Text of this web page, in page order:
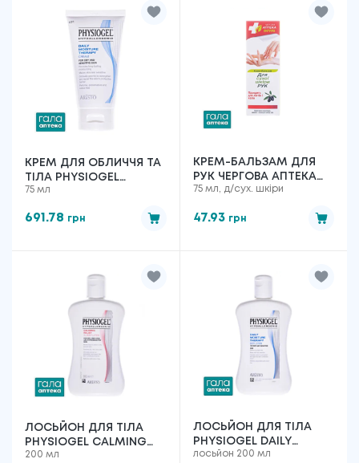
КРЕМ ДЛЯ ОБЛИЧЧЯ ТА
ТІЛА PHYSIOGEL
ЗВОЛОЖУЮЧИЙ ДЛЯ
ШКІРИ, 75 МЛ
75 мл
691.78 грн
КРЕМ-БАЛЬЗАМ ДЛЯ
РУК ЧЕРГОВА АПТЕКА
ЕКОЛЛА
СУХОЇ ШКІРИ, 75 Г
75 мл, д/сух. шкіри
47.93 грн
ЛОСЬЙОН ДЛЯ ТІЛА
PHYSIOGEL CALMING
RELIEF AI ДЛЯ
200 мл
ЛОСЬЙОН ДЛЯ ТІЛА
PHYSIOGEL DAILY
MOISTURE THERAPY
лосьйон 200 мл